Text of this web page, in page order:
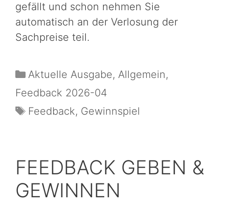
gefällt und schon nehmen Sie
automatisch an der Verlosung der
Sachpreise teil.
Aktuelle Ausgabe, Allgemein,
Feedback 2026-04
Feedback, Gewinnspiel
FEEDBACK GEBEN &
GEWINNEN